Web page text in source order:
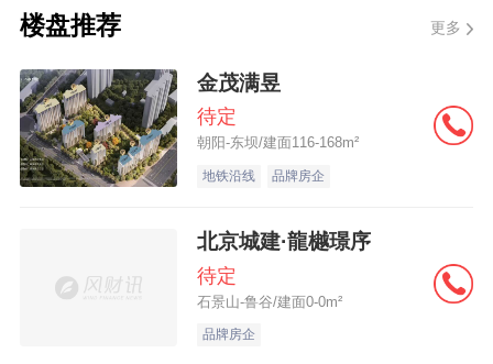
阳房协、哈尔滨贝壳、吉林新发等头部房地
制，精准吸引外地人才、资金关注深圳、落
户龙华，为区域房地产市场引入新增需求，
有效打破了地域限制，开拓了北方市场。
二、节点营销：举办“金秋置业 宜居龙华”嘉
年华 引爆本地市场
借势深圳9月5日发布楼市新政带来的市场热
楼盘推荐 更多
金茂满昱
待定
朝阳-东坝/建面116-168m²
地铁沿线 品牌房企
北京城建·龍樾璟序
待定
石景山-鲁谷/建面0-0m²
品牌房企